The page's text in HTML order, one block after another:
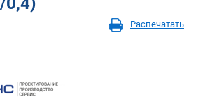
Распечатать